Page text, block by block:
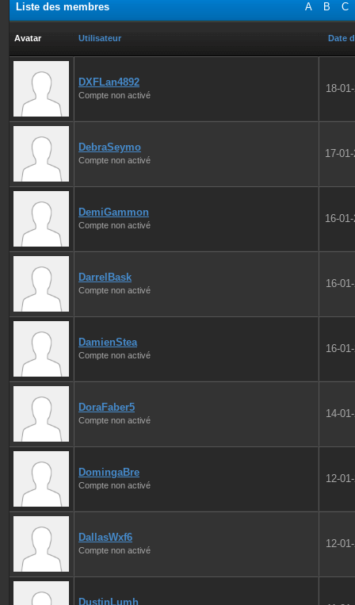
A B C
Liste des membres
Avatar Utilisateur Date
DXFLan4892
Compte non activé
18-
DebraSeymo
Compte non activé
17-
DemiGammon
Compte non activé
16-
DarrelBask
Compte non activé
16-
DamienStea
Compte non activé
16-
DoraFaber5
Compte non activé
14-
DomingaBre
Compte non activé
12-
DallasWxf6
Compte non activé
12-
DustinLumh